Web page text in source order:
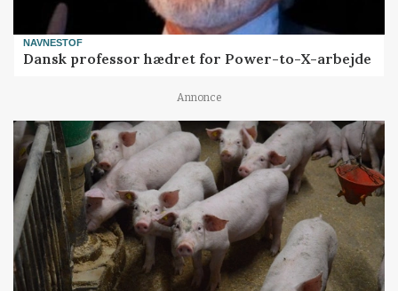
NAVNESTOF
Dansk professor hædret for Power-to-X-arbejde
Annonce